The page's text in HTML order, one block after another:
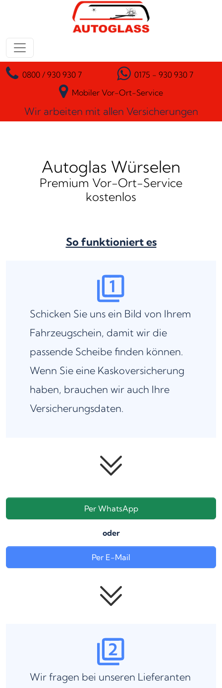
Zum Inhalt springen
Hauptnavigation
0800 / 930 930 7
0175 - 930 930 7
Mobiler Vor-Ort-Service
Wir arbeiten mit allen Versicherungen
Autoglas Würselen
Premium Vor-Ort-Service
kostenlos
So funktioniert es
Schicken Sie uns ein Bild von Ihrem
Fahrzeugschein, damit wir die
passende Scheibe finden können.
Wenn Sie eine Kaskoversicherung
haben, brauchen wir auch Ihre
Versicherungsdaten.
Per WhatsApp
oder
Per E-Mail
Wir fragen bei unseren Lieferanten